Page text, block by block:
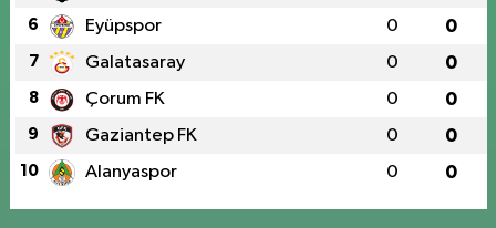
6 Eyüpspor 0 0
7 Galatasaray 0 0
8 Çorum FK 0 0
9 Gaziantep FK 0 0
10 Alanyaspor 0 0